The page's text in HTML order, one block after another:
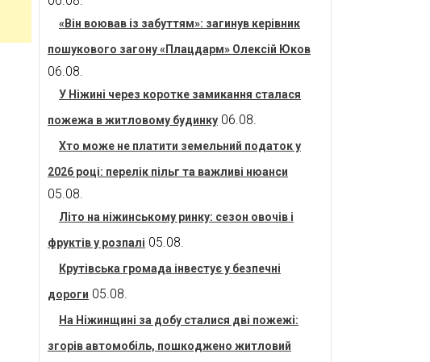
«Він воював із забуттям»: загинув керівник
пошукового загону «Плацдарм» Олексій Юков
06.08.
У Ніжині через коротке замикання сталася
пожежа в житловому будинку 06.08.
Хто може не платити земельний податок у
2026 році: перелік пільг та важливі нюанси
05.08.
Літо на ніжинському ринку: сезон овочів і
фруктів у розпалі 05.08.
Крутівська громада інвестує у безпечні
дороги 05.08.
На Ніжинщині за добу сталися дві пожежі:
згорів автомобіль, пошкоджено житловий